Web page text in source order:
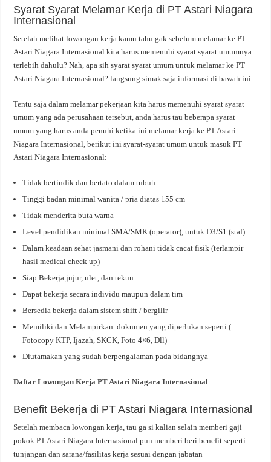
Syarat Syarat Melamar Kerja di PT Astari Niagara
Internasional
Setelah melihat lowongan kerja kamu tahu gak sebelum melamar ke PT
Astari Niagara Internasional kita harus memenuhi syarat syarat umumnya
terlebih dahulu? Nah, apa sih syarat syarat umum untuk melamar ke PT
Astari Niagara Internasional? langsung simak saja informasi di bawah ini.
Tentu saja dalam melamar pekerjaan kita harus memenuhi syarat syarat
umum yang ada perusahaan tersebut, anda harus tau beberapa syarat
umum yang harus anda penuhi ketika ini melamar kerja ke PT Astari
Niagara Internasional, berikut ini syarat-syarat umum untuk masuk PT
Astari Niagara Internasional:
Tidak bertindik dan bertato dalam tubuh
Tinggi badan minimal wanita / pria diatas 155 cm
Tidak menderita buta warna
Level pendidikan minimal SMA/SMK (operator), untuk D3/S1 (staf)
Dalam keadaan sehat jasmani dan rohani tidak cacat fisik (terlampir
hasil medical check up)
Siap Bekerja jujur, ulet, dan tekun
Dapat bekerja secara individu maupun dalam tim
Bersedia bekerja dalam sistem shift / bergilir
Memiliki dan Melampirkan dokumen yang diperlukan seperti (
Fotocopy KTP, Ijazah, SKCK, Foto 4×6, Dll)
Diutamakan yang sudah berpengalaman pada bidangnya
Daftar Lowongan Kerja PT Astari Niagara Internasional
Benefit Bekerja di PT Astari Niagara Internasional
Setelah membaca lowongan kerja, tau ga si kalian selain memberi gaji
pokok PT Astari Niagara Internasional pun memberi beri benefit seperti
tunjangan dan sarana/fasilitas kerja sesuai dengan jabatan